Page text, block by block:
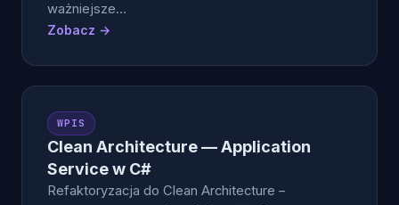
ważniejsze…
Zobacz →
WPIS
Clean Architecture — Application
Service w C#
Refaktoryzacja do Clean Architecture –